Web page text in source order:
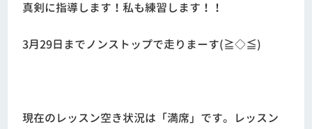
真剣に指導します！私も練習します！！
3月29日までノンストップで走りまーす(≧◇≦)
現在のレッスン空き状況は「満席」です。レッスン